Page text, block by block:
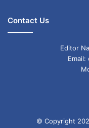
Contact Us
Editor
Email:
© Copyright